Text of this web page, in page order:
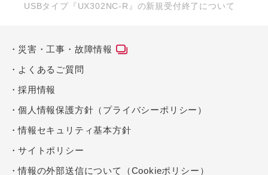
USBタイプ『UX302NC-R』の新規受付終了について
災害・工事・故障情報
よくあるご質問
採用情報
個人情報保護方針（プライバシーポリシー）
情報セキュリティ基本方針
サイトポリシー
情報の外部送信について（Cookieポリシー）